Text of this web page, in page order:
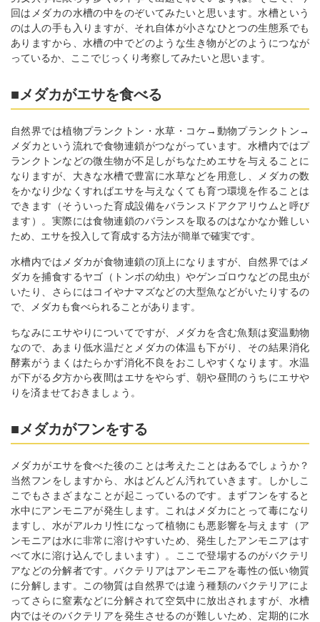
回はメダカの水槽の中をのぞいてみたいと思います。水槽という
のは人の手も入りますが、それ自体が小さなひとつの生態系でも
ありますから、水槽の中でどのような生き物がどのようにつなが
っているか、ここでじっくり考察してみたいと思います。
■メダカがエサを食べる
自然界では植物プランクトン・水草・コケ→動物プランクトン→
メダカという流れで食物連鎖がつながっています。水槽内ではプ
ランクトンなどの微生物が不足しがちなためエサを与えることに
なりますが、大きな水槽で豊富に水草などを用意し、メダカの数
をかなり少なくすればエサを与えなくても育つ環境を作ることは
できます（そういった育成設備をバランスドアクアリウムと呼び
ます）。実際には食物連鎖のバランスを取るのはなかなか難しい
ため、エサを投入して育成する方法が簡単で確実です。
水槽内ではメダカが食物連鎖の頂上になりますが、自然界ではメ
ダカを捕食するヤゴ（トンボの幼虫）やゲンゴロウなどの昆虫が
いたり、さらにはコイやナマズなどの大型魚などがいたりするの
で、メダカも食べられることがあります。
ちなみにエサやりについてですが、メダカを含む魚類は変温動物
なので、あまり低水温だとメダカの体温も下がり、その結果消化
酵素がうまくはたらかず消化不良をおこしやすくなります。水温
が下がる夕方から夜間はエサをやらず、朝や昼間のうちにエサや
りを済ませておきましょう。
■メダカがフンをする
メダカがエサを食べた後のことは考えたことはあるでしょうか？
当然フンをしますから、水はどんどん汚れていきます。しかしこ
こでもさまざまなことが起こっているのです。まずフンをすると
水中にアンモニアが発生します。これはメダカにとって毒になり
ますし、水がアルカリ性になって植物にも悪影響を与えます（ア
ンモニアは水に非常に溶けやすいため、発生したアンモニアはす
べて水に溶け込んでしまいます）。ここで登場するのがバクテリ
アなどの分解者です。バクテリアはアンモニアを毒性の低い物質
に分解します。この物質は自然界では違う種類のバクテリアによ
ってさらに窒素などに分解されて空気中に放出されますが、水槽
内ではそのバクテリアを発生させるのが難しいため、定期的に水